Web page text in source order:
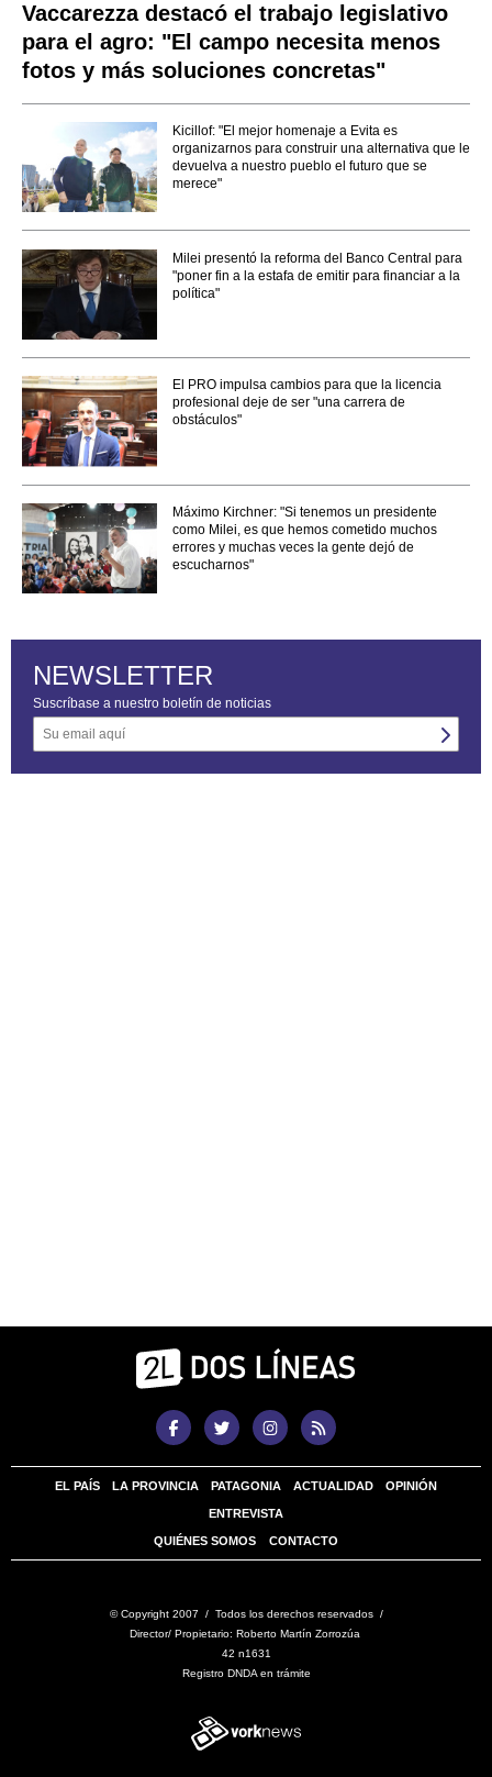
Vaccarezza destacó el trabajo legislativo
para el agro: "El campo necesita menos
fotos y más soluciones concretas"
Kicillof: "El mejor homenaje a Evita es
organizarnos para construir una alternativa que le
devuelva a nuestro pueblo el futuro que se
merece"
Milei presentó la reforma del Banco Central para
"poner fin a la estafa de emitir para financiar a la
política"
El PRO impulsa cambios para que la licencia
profesional deje de ser "una carrera de
obstáculos"
Máximo Kirchner: "Si tenemos un presidente
como Milei, es que hemos cometido muchos
errores y muchas veces la gente dejó de
escucharnos"
NEWSLETTER
Suscríbase a nuestro boletín de noticias
EL PAÍS LA PROVINCIA PATAGONIA ACTUALIDAD OPINIÓN
ENTREVISTA
QUIÉNES SOMOS CONTACTO
© Copyright 2007 / Todos los derechos reservados /
Director/ Propietario: Roberto Martín Zorrozúa
42 n1631
Registro DNDA en trámite